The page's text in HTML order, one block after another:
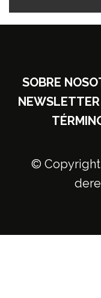
SOBRE
NEWSLETTER
© Copyright